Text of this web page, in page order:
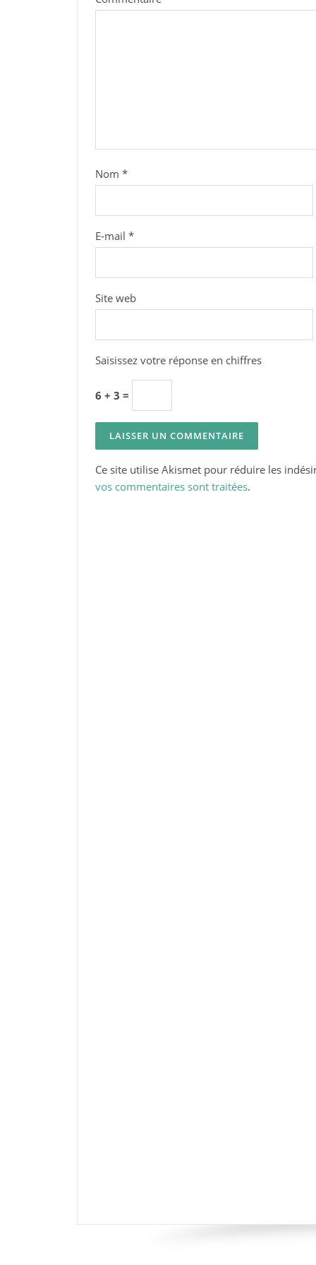
Nom *
E-mail *
Site web
Saisissez votre réponse en chiffres
6 + 3 =
Ce site utilise Akismet pour réduire les
vos commentaires sont traitées.